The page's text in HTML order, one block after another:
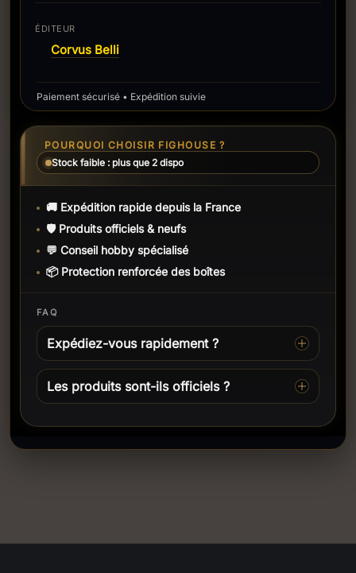
ÉDITEUR
Corvus Belli
Paiement sécurisé • Expédition suivie
POURQUOI CHOISIR FIGHOUSE ?
Stock faible : plus que 2 dispo
🚚 Expédition rapide depuis la France
🛡️ Produits officiels & neufs
💬 Conseil hobby spécialisé
📦 Protection renforcée des boîtes
FAQ
Expédiez-vous rapidement ?
Les produits sont-ils officiels ?